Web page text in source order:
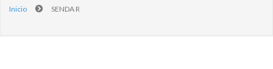
Inicio SENDA R